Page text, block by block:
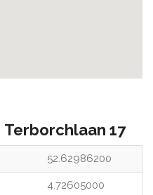
Terborchlaan 17
52.62986200
4.72605000